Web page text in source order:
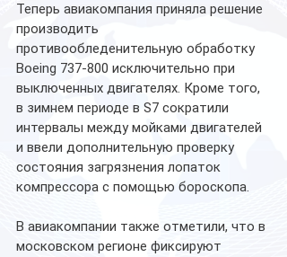
Теперь авиакомпания приняла решение
производить
противообледенительную обработку
Boeing 737-800 исключительно при
выключенных двигателях. Кроме того,
в зимнем периоде в S7 сократили
интервалы между мойками двигателей
и ввели дополнительную проверку
состояния загрязнения лопаток
компрессора с помощью бороскопа.
В авиакомпании также отметили, что в
московском регионе фиксируют